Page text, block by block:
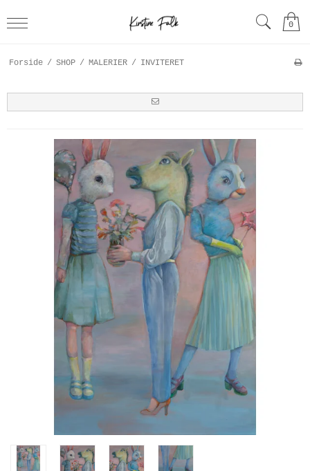
0
Forside / SHOP / MALERIER / INVITERET